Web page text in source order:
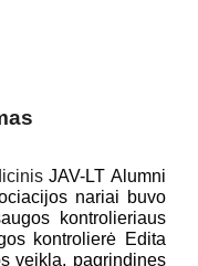
JAV-LT Alumni
nariai buvo
kontrolieriaus
kontrolierė Edita
veiklą, pagrindines